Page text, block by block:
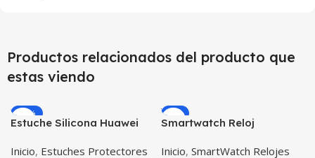
Productos relacionados del producto que
estas viendo
-12%
Estuche Silicona Huawei
Inicio, Estuches Protectores
-9%
Smartwatch Reloj
WATCH BLACK™ (PK W34
Inicio, SmartWatch Relojes